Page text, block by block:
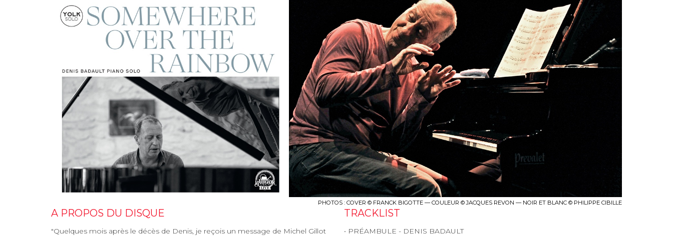
PHOTOS : COVER © FRANCK BIGOTTE — COULEUR © JACQUES REVON — NOIR ET BLANC © PHILIPPE CIBILLE
A PROPOS DU DISQUE
"Quelques mois après le décès de Denis, je reçois un message de Michel Gillot
TRACKLIST
• PRÉAMBULE - DENIS BADAULT